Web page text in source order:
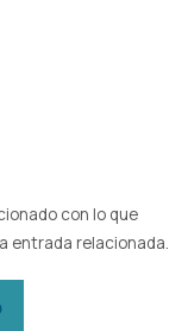
con lo que
entrada relacionada.